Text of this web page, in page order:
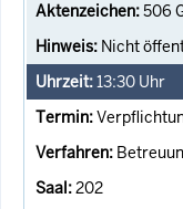
506
Nicht
13:30 Uhr
202